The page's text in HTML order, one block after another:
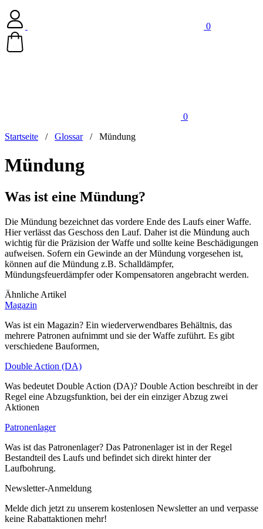
0
0
Startseite / Glossar/ Mündung
Mündung
Was ist eine Mündung?
Die Mündung bezeichnet das vordere Ende des Laufs einer Waffe.
Hier verlässt das Geschoss den Lauf. Daher ist die Mündung auch
wichtig für die Präzision der Waffe und sollte keine Beschädigungen
aufweisen. Sofern ein Gewinde an der Mündung vorgesehen ist,
können auf die Mündung z.B. Schalldämpfer,
Mündungsfeuerdämpfer oder Kompensatoren angebracht werden.
Ähnliche Artikel
Magazin
Was ist ein Magazin? Ein wiederverwendbares Behältnis, das
mehrere Patronen aufnimmt und sie der Waffe zuführt. Es gibt
verschiedene Bauformen,
Double Action (DA)
Was bedeutet Double Action (DA)? Double Action beschreibt in der
Regel eine Abzugsfunktion, bei der ein einziger Abzug zwei
Aktionen
Patronenlager
Was ist das Patronenlager? Das Patronenlager ist in der Regel
Bestandteil des Laufs und befindet sich direkt hinter der
Laufbohrung.
Newsletter-Anmeldung
Melde dich jetzt zu unserem kostenlosen Newsletter an und verpasse
keine Rabattaktionen mehr!